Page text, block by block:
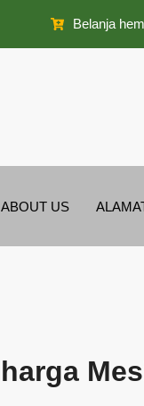
Belanja
ABOUT US
harga